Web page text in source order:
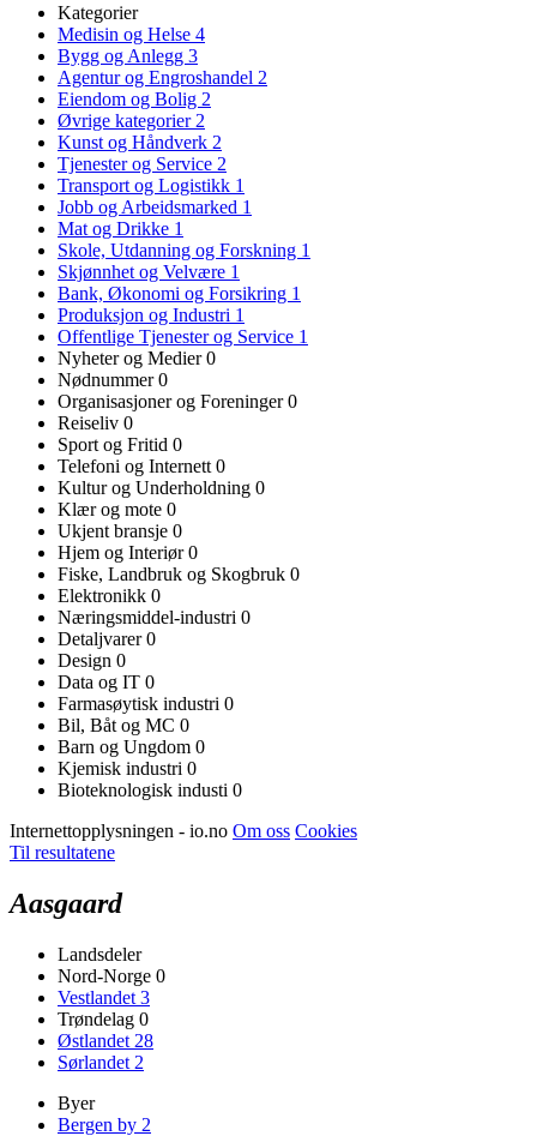
Kategorier
Medisin og Helse 4
Bygg og Anlegg 3
Agentur og Engroshandel 2
Eiendom og Bolig 2
Øvrige kategorier 2
Kunst og Håndverk 2
Tjenester og Service 2
Transport og Logistikk 1
Jobb og Arbeidsmarked 1
Mat og Drikke 1
Skole, Utdanning og Forskning 1
Skjønnhet og Velvære 1
Bank, Økonomi og Forsikring 1
Produksjon og Industri 1
Offentlige Tjenester og Service 1
Nyheter og Medier0
Nødnummer0
Organisasjoner og Foreninger0
Reiseliv 0
Sport og Fritid 0
Telefoni og Internett 0
Kultur og Underholdning 0
Klær og mote 0
Ukjent bransje 0
Hjem og Interiør0
Fiske, Landbruk og Skogbruk 0
Elektronikk 0
Næringsmiddel-industri 0
Detaljvarer0
Design 0
Data og IT 0
Farmasøytisk industri 0
Bil, Båt og MC 0
Barn og Ungdom 0
Kjemisk industri 0
Bioteknologisk industi 0
Internettopplysningen - io.no Om oss Cookies
Til resultatene
Aasgaard
Landsdeler
Nord-Norge 0
Vestlandet 3
Trøndelag 0
Østlandet 28
Sørlandet 2
Byer
Bergen by 2